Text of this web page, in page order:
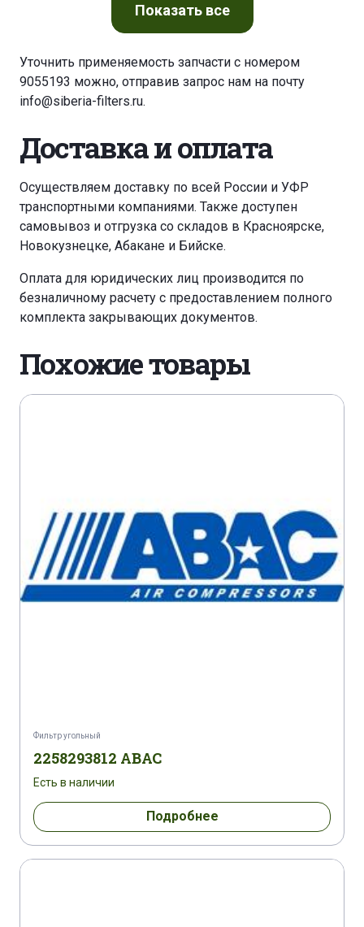
Показатьвсе
Уточнить применяемость запчасти с номером
9055193 можно, отправив запрос нам на почту
info@siberia-filters.ru.
Доставка и оплата
Осуществляем доставку по всей России и УФР
транспортными компаниями. Также доступен
самовывоз и отгрузка со складов в Красноярске,
Новокузнецке, Абакане и Бийске.
Оплата для юридических лиц производится по
безналичному расчету с предоставлением полного
комплекта закрывающих документов.
Похожие товары
Фильтр угольный
2258293812 ABAC
Есть в наличии
Подробнее